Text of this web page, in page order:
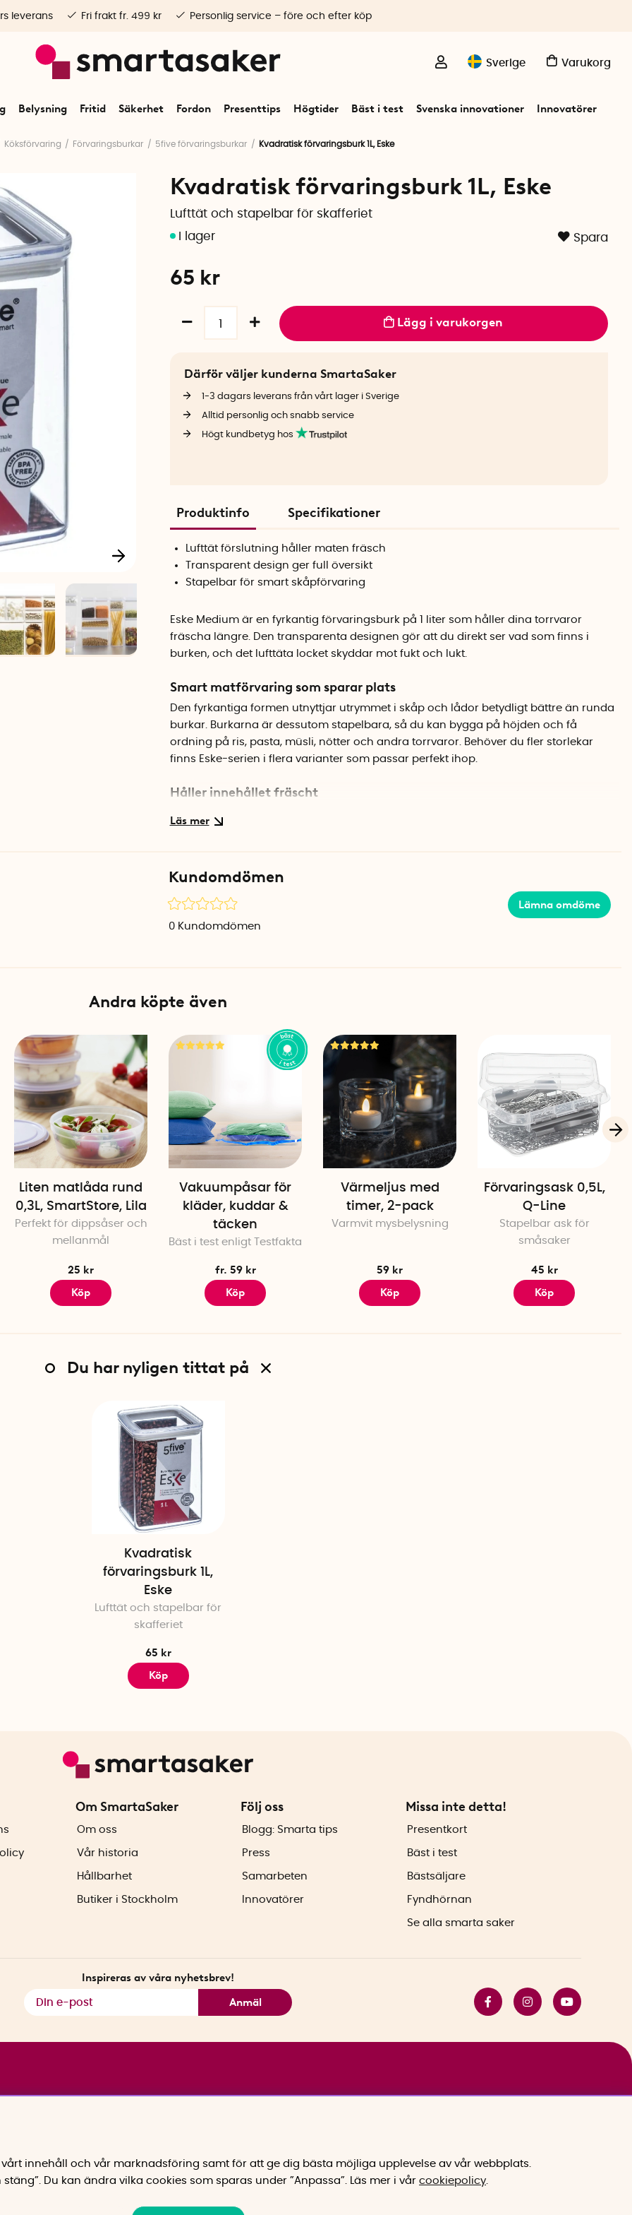
Sverige Varukorg
Belysning Fritid Säkerhet Fordon Presenttips Högtider Bäst i test Svenska innovationer Innovatörer
leverans Fri frakt fr. 499 kr Personlig service – före och efter köp
Köksförvaring Förvaringsburkar 5five förvaringsburkar Kvadratisk förvaringsburk 1L, Eske
Kvadratisk förvaringsburk 1L, Eske
Lufttät och stapelbar för skafferiet
Spara
65 kr
Lägg i varukorgen
Därför väljer kunderna SmartaSaker
1-3 dagars leverans från vårt lager i Sverige
Alltid personlig och snabb service
Högt kundbetyg hos
Produktinfo Specifikationer
Lufttät förslutning håller maten fräsch
Transparent design ger full översikt
Stapelbar för smart skåpförvaring
Eske Medium är en fyrkantig förvaringsburk på 1 liter som håller dina torrvaror
fräscha längre. Den transparenta designen gör att du direkt ser vad som finns i
burken, och det lufttäta locket skyddar mot fukt och lukt.
Smart matförvaring som sparar plats
Den fyrkantiga formen utnyttjar utrymmet i skåp och lådor betydligt bättre än runda
burkar. Burkarna är dessutom stapelbara, så du kan bygga på höjden och få
ordning på ris, pasta, müsli, nötter och andra torrvaror. Behöver du fler storlekar
finns Eske-serien i flera varianter som passar perfekt ihop.
Håller innehållet fräscht
Specifikationer
Mått: 10,4 x 10,4 x 14 cm
Volym: 1 liter
Kundomdömen
Lämna omdöme
0 Kundomdömen
Andra köpte även
Liten matlåda rund
0,3L, SmartStore, Lila
Perfekt för dippsåser och
mellanmål
25 kr
Köp
Vakuumpåsar för
kläder, kuddar &
täcken
Bäst i test enligt Testfakta
fr. 59 kr
Köp
Värmeljus med
timer, 2-pack
Varmvit mysbelysning
59 kr
Köp
Förvaringsask 0,5L,
Q-Line
Stapelbar ask för
småsaker
45 kr
Köp
Du har nyligen tittat på
Kvadratisk
förvaringsburk 1L,
Eske
Lufttät och stapelbar för
skafferiet
65 kr
Köp
Om SmartaSaker
Om oss
Vår historia
Hållbarhet
Butiker i Stockholm
Följ oss
Blogg: Smarta tips
Press
Samarbeten
Innovatörer
Missa inte detta!
Presentkort
Bäst i test
Bästsäljare
Fyndhörnan
Se alla smarta saker
Inspireras av våra nyhetsbrev!
Anmäl
innehåll och vår marknadsföring samt för att ge dig bästa möjliga upplevelse av vår webbplats.
Du kan ändra vilka cookies som sparas under ”Anpassa”.
Läs mer i vår cookiepolicy